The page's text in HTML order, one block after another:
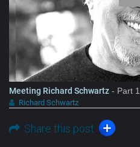
Meeting Richard Schwartz - Part
Richard Schwartz
Share this post